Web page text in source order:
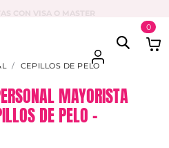
0
CEPILLOS DE PELO
MAYORISTA
DE PELO –